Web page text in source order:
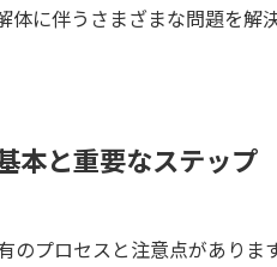
体に伴うさまざまな問題を解
本と重要なステップ
のプロセスと注意点があり